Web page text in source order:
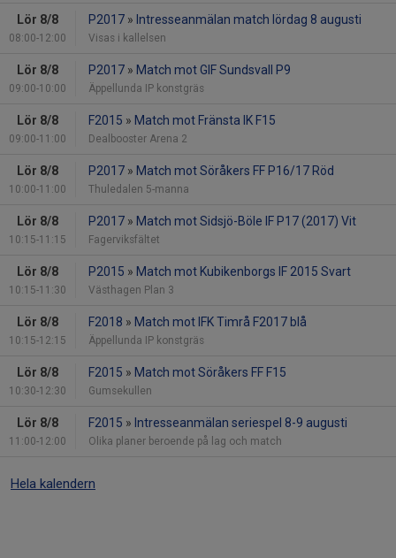
Lör 8/8
08:00-12:00
P2017 » Intresseanmälan match lördag 8 augusti
Visas i kallelsen
Lör 8/8
09:00-10:00
P2017 » Match mot GIF Sundsvall P9
Äppellunda IP konstgräs
Lör 8/8
09:00-11:00
F2015 » Match mot Fränsta IK F15
Dealbooster Arena 2
Lör 8/8
10:00-11:00
P2017 » Match mot Söråkers FF P16/17 Röd
Thuledalen 5-manna
Lör 8/8
10:15-11:15
P2017 » Match mot Sidsjö-Böle IF P17 (2017) Vit
Fagerviksfältet
Lör 8/8
10:15-11:30
P2015 » Match mot Kubikenborgs IF 2015 Svart
Västhagen Plan 3
Lör 8/8
10:15-12:15
F2018 » Match mot IFK Timrå F2017 blå
Äppellunda IP konstgräs
Lör 8/8
10:30-12:30
F2015 » Match mot Söråkers FF F15
Gumsekullen
Lör 8/8
11:00-12:00
F2015 » Intresseanmälan seriespel 8-9 augusti
Olika planer beroende på lag och match
Hela kalendern